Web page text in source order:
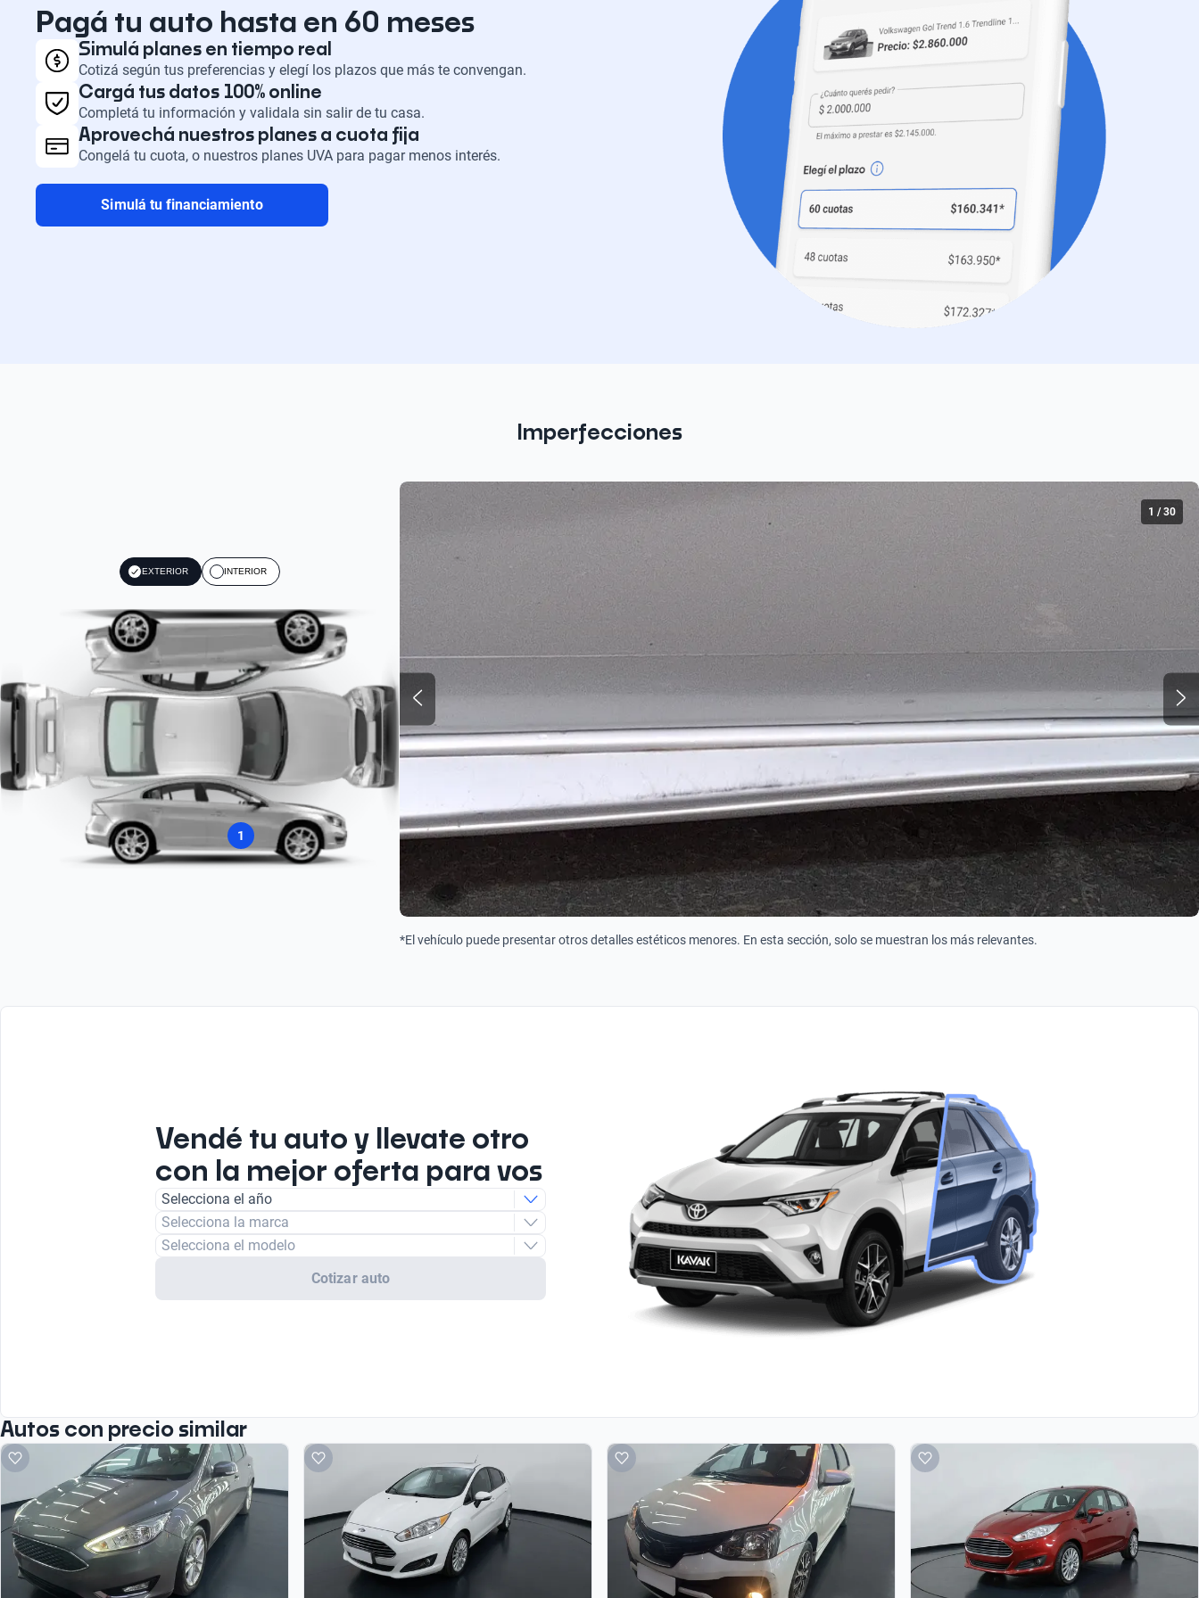
Pagá tu auto hasta en 60 meses
Simulá planes en tiempo real
Cotizá según tus preferencias y elegí los plazos que más te convengan.
Cargá tus datos 100% online
Completá tu información y validala sin salir de tu casa.
Aprovechá nuestros planes a cuota fija
Congelá tu cuota, o nuestros planes UVA para pagar menos interés.
Simulá tu financiamiento
Imperfecciones
EXTERIOR INTERIOR
1
1 /30
*El vehículo puede presentar otros detalles estéticos menores. En esta sección, solo se muestran los más relevantes.
Vendé tu auto y llevate otro
con la mejor oferta para vos
Selecciona el año
Selecciona la marca
Selecciona el modelo
Cotizar auto
Autos con precio similar